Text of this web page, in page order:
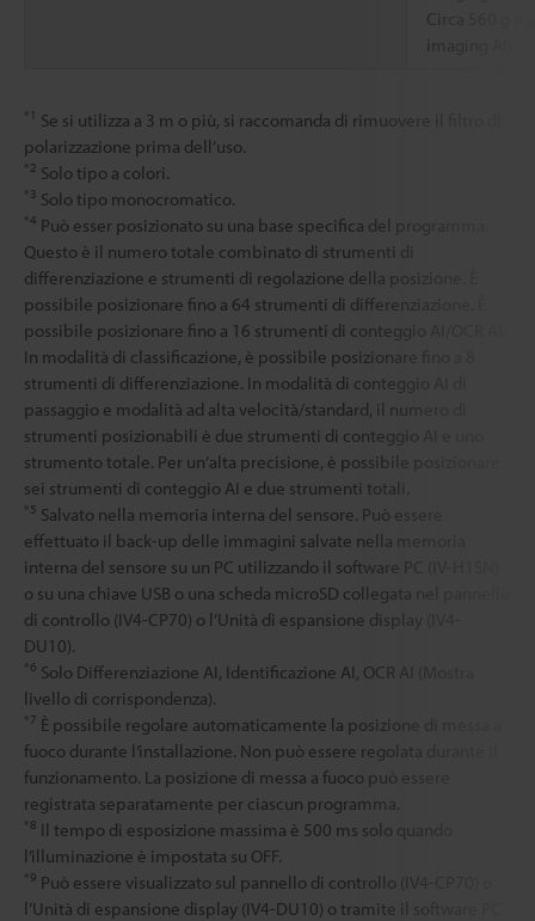
Circa 560 g
*1 Se si utilizza a 3 m o più, si raccomanda di rimuovere il filtro di
polarizzazione prima dell’uso.
*2 Solo tipo a colori.
*3 Solo tipo monocromatico.
*4 Può esser posizionato su una base specifica del programma.
Questo è il numero totale combinato di strumenti di
differenziazione e strumenti di regolazione della posizione. È
possibile posizionare fino a 64 strumenti di differenziazione. È
possibile posizionare fino a 16 strumenti di conteggio AI/OCR AI.
In modalità di classificazione, è possibile posizionare fino a 8
strumenti di differenziazione. In modalità di conteggio AI di
passaggio e modalità ad alta velocità/standard, il numero di
strumenti posizionabili è due strumenti di conteggio AI e uno
strumento totale. Per un’alta precisione, è possibile posizionare
sei strumenti di conteggio AI e due strumenti totali.
*5 Salvato nella memoria interna del sensore. Può essere
effettuato il back-up delle immagini salvate nella memoria
interna del sensore su un PC utilizzando il software PC (IV-H1SN)
o su una chiave USB o una scheda microSD collegata nel pannello
di controllo (IV4-CP70) o l’Unità di espansione display (IV4-
DU10).
*6 Solo Differenziazione AI, Identificazione AI, OCR AI (Mostra
livello di corrispondenza).
*7 È possibile regolare automaticamente la posizione di messa a
fuoco durante l’installazione. Non può essere regolata durante il
funzionamento. La posizione di messa a fuoco può essere
registrata separatamente per ciascun programma.
*8 Il tempo di esposizione massima è 500 ms solo quando
l’illuminazione è impostata su OFF.
*9 Può essere visualizzato sul pannello di controllo (IV4-CP70) o
l’Unità di espansione display (IV4-DU10) o tramite il software PC